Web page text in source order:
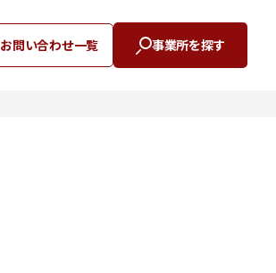
お問い合わせ一覧 事業所を探す